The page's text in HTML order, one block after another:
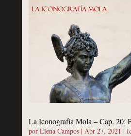
La Iconografía Mola – Cap. 20:
por Elena Campos| Abr 27, 2021 |